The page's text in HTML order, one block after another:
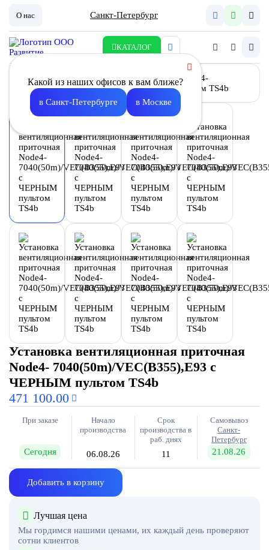
О нас Санкт-Петербург
КАТАЛОГ
Какой из наших офисов к вам ближе?
в Санкт-Петербурге в Москве
Установка вентиляционная приточная
Node4- 7040(50m)/VEC(B355),E93 с
ЧЕРНЫМ пультом TS4b
471 100.00
При заказе
Сегодня
Начало
производства
06.08.26
Срок
производства в
раб. днях
11
Самовывоз
Санкт-
Петербург
21.08.26
Добавить в корзину
Лучшая цена
Мы гордимся нашими ценами, их каждый день проверяют
сотни клиентов